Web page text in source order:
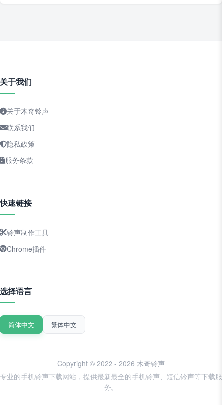
关于我们
关于木奇铃声
联系我们
隐私政策
服务条款
快速链接
铃声制作工具
Chrome插件
选择语言
简体中文 繁体中文
Copyright © 2022 - 2026 木奇铃声
专业的手机铃声下载网站，提供最新最全的手机铃声、短信铃声等下载服
务。